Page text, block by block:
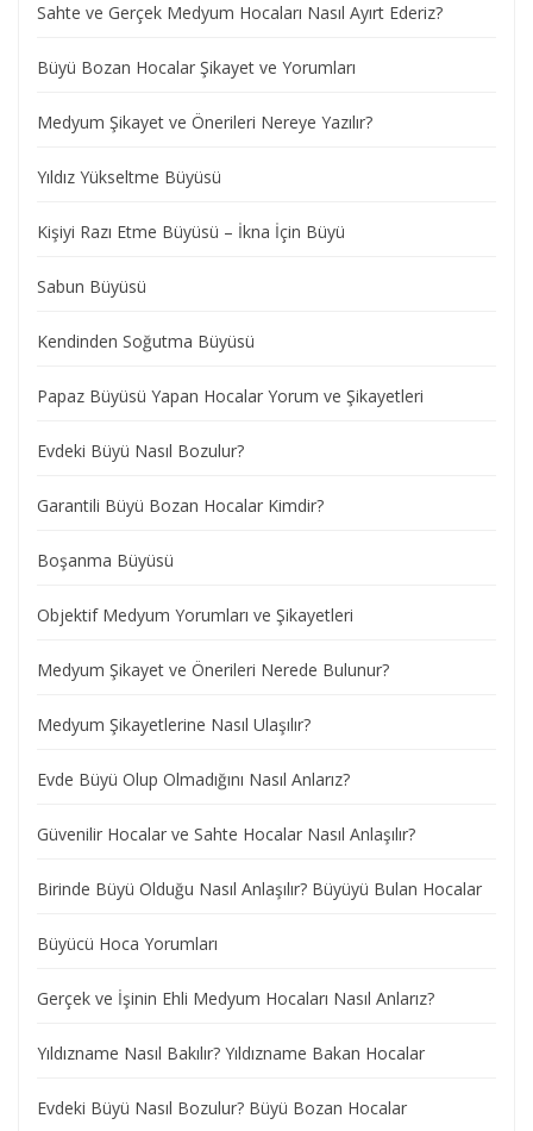
Sahte ve Gerçek Medyum Hocaları Nasıl Ayırt Ederiz?
Büyü Bozan Hocalar Şikayet ve Yorumları
Medyum Şikayet ve Önerileri Nereye Yazılır?
Yıldız Yükseltme Büyüsü
Kişiyi Razı Etme Büyüsü – İkna İçin Büyü
Sabun Büyüsü
Kendinden Soğutma Büyüsü
Papaz Büyüsü Yapan Hocalar Yorum ve Şikayetleri
Evdeki Büyü Nasıl Bozulur?
Garantili Büyü Bozan Hocalar Kimdir?
Boşanma Büyüsü
Objektif Medyum Yorumları ve Şikayetleri
Medyum Şikayet ve Önerileri Nerede Bulunur?
Medyum Şikayetlerine Nasıl Ulaşılır?
Evde Büyü Olup Olmadığını Nasıl Anlarız?
Güvenilir Hocalar ve Sahte Hocalar Nasıl Anlaşılır?
Birinde Büyü Olduğu Nasıl Anlaşılır? Büyüyü Bulan Hocalar
Büyücü Hoca Yorumları
Gerçek ve İşinin Ehli Medyum Hocaları Nasıl Anlarız?
Yıldızname Nasıl Bakılır? Yıldızname Bakan Hocalar
Evdeki Büyü Nasıl Bozulur? Büyü Bozan Hocalar